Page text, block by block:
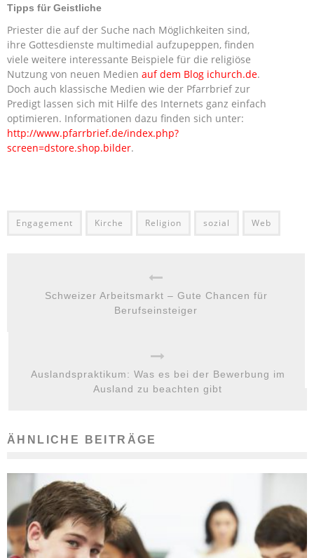
Tipps für Geistliche
Priester die auf der Suche nach Möglichkeiten sind,
ihre Gottesdienste multimedial aufzupeppen, finden
viele weitere interessante Beispiele für die religiöse
Nutzung von neuen Medien auf dem Blog ichurch.de.
Doch auch klassische Medien wie der Pfarrbrief zur
Predigt lassen sich mit Hilfe des Internets ganz einfach
optimieren. Informationen dazu finden sich unter:
http://www.pfarrbrief.de/index.php?
screen=dstore.shop.bilder.
Engagement Kirche Religion sozial Web
Schweizer Arbeitsmarkt – Gute Chancen für
Berufseinsteiger
Auslandspraktikum: Was es bei der Bewerbung im
Ausland zu beachten gibt
ÄHNLICHE BEITRÄGE